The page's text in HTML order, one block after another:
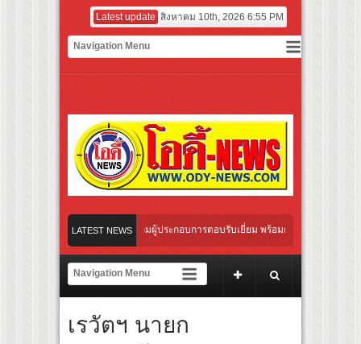
Latest update สิงหาคม 10th, 2026 6:55 PM
LATEST NEWS
& Go East” ปลื้มผู้ประกอบการตอบรับเยี่ยม พร้อมต่อยอดขายแพ็กเกจ Corporate ก
มแข่งวาบหวิวประชัน “แฟรงค์ ธนัตถ์ศรันย์” ทำยอดใน NUUI Starathon 8.8 วันที่ 2 คึกคัก
Communication Night” สุดยิ่งใหญ่ ณ กรุงเทพฯ ขนทัพศิลปินชั้นนำ พร้อมกาล่าไ
แอโรบิกสุดมันส์ ในกิจกรรม “EM-ROBIC DANCE FOR MOM @BENCHASIRI
เรวัตฯ นายก